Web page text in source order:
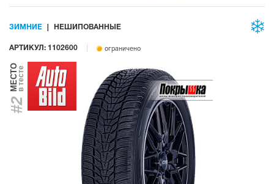
АРТИКУЛ: 1102600 ограничено
ЗИМНИЕ НЕШИПОВАННЫЕ
#2
МЕСТОв тесте